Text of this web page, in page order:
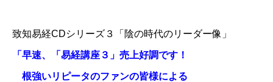
致知易経CDシリーズ３「陰の時代のリーダー像」
「早速、「易経講座３」売上好調です！
根強いリピータのファンの皆様による